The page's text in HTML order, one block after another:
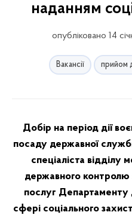
наданням
опубліковано 14
Вакансії прийом
Добір на період дії
посаду державної
спеціаліста відділу
державного контролю
послуг
сфері соціального